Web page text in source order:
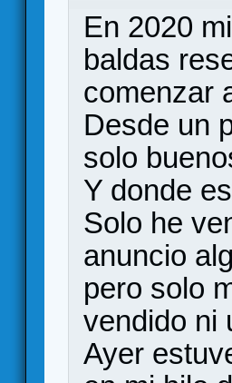
En 2020
baldas
comenzar
Desde un
solo
Y donde
Solo he
anuncio
pero solo
vendido ni
Ayer